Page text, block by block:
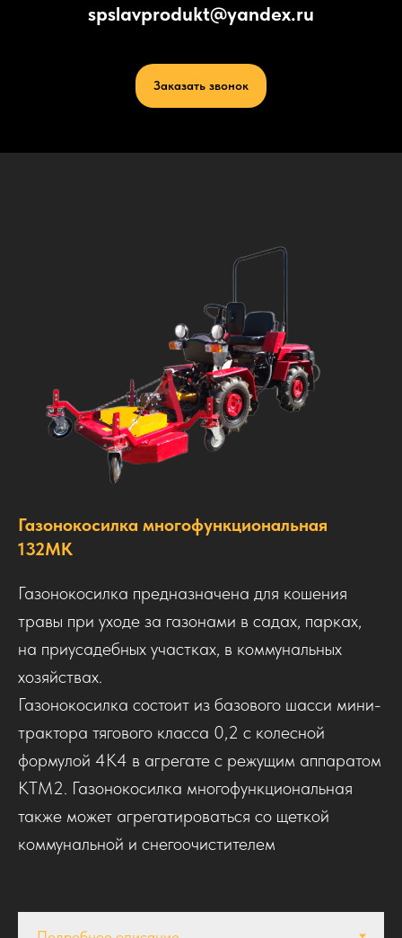
spslavprodukt@yandex.ru
Заказать звонок
Газонокосилка многофункциональная
132МК
Газонокосилка предназначена для кошения
травы при уходе за газонами в садах, парках,
на приусадебных участках, в коммунальных
хозяйствах.
Газонокосилка состоит из базового шасси мини-
трактора тягового класса 0,2 с колесной
формулой 4К4 в агрегате с режущим аппаратом
КТМ2. Газонокосилка многофункциональная
также может агрегатироваться со щеткой
коммунальной и снегоочистителем